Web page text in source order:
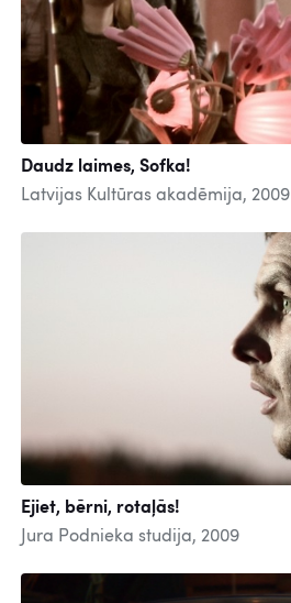
Daudz laimes, Sofka!
Latvijas Kultūras akadēmija, 2009
Ejiet, bērni, rotaļās!
Jura Podnieka studija, 2009